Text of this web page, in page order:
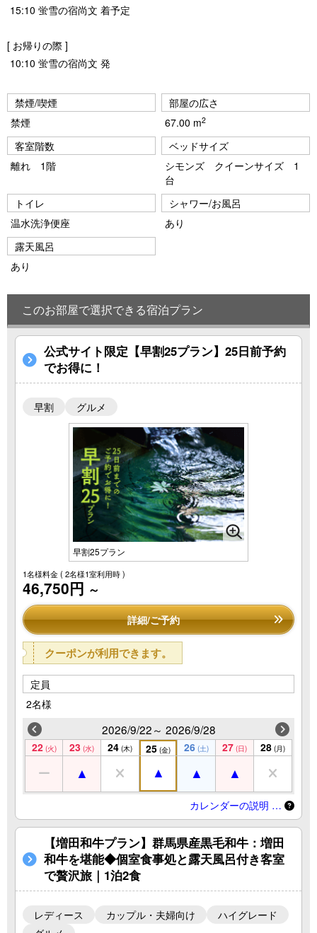
15:10 蛍雪の宿尚文 着予定
[ お帰りの際 ]
10:10 蛍雪の宿尚文 発
禁煙/喫煙
禁煙
部屋の広さ
67.00 m2
客室階数
離れ 1階
ベッドサイズ
シモンズ クイーンサイズ 1
台
トイレ
温水洗浄便座
シャワー/お風呂
あり
露天風呂
あり
このお部屋で選択できる宿泊プラン
公式サイト限定【早割25プラン】25日前予約
でお得に！
早割 グルメ
早割25プラン
1名様料金( 2名様1室利用時 )
46,750円 ～
詳細/ご予約
クーポンが利用できます。
定員
2名様
2026/9/22～ 2026/9/28
22 (火) 23 (水) 24 (木) 25 (金) 26 (土) 27 (日) 28 (月)
カレンダーの説明 …
【増田和牛プラン】群馬県産黒毛和牛：増田
和牛を堪能◆個室食事処と露天風呂付き客室
で贅沢旅｜1泊2食
レディース カップル・夫婦向け
ハイグレード